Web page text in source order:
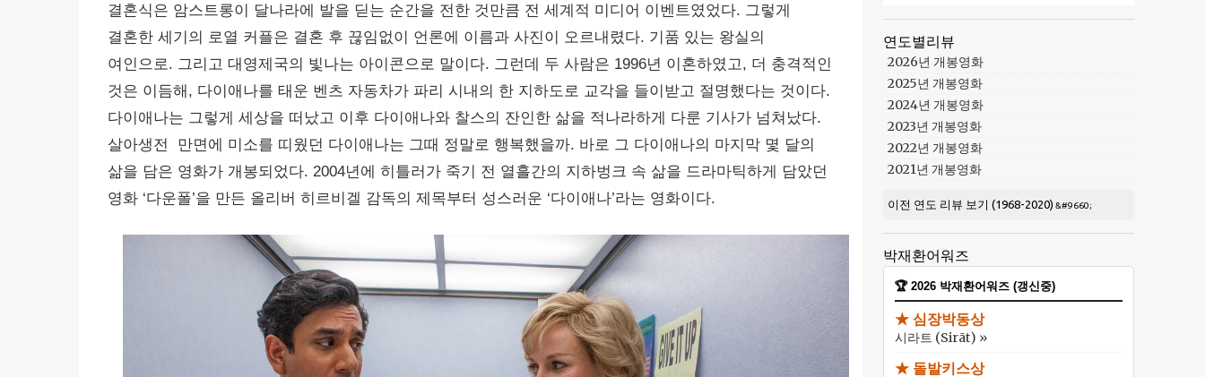
결혼식은 암스트롱이 달나라에 발을 딛는 순간을 전한 것만큼 전 세계적 미디어 이벤트였었다. 그렇게
결혼한 세기의 로열 커플은 결혼 후 끊임없이 언론에 이름과 사진이 오르내렸다. 기품 있는 왕실의
여인으로. 그리고 대영제국의 빛나는 아이콘으로 말이다. 그런데 두 사람은 1996년 이혼하였고, 더 충격적인
것은 이듬해, 다이애나를 태운 벤츠 자동차가 파리 시내의 한 지하도로 교각을 들이받고 절명했다는 것이다.
다이애나는 그렇게 세상을 떠났고 이후 다이애나와 찰스의 잔인한 삶을 적나라하게 다룬 기사가 넘쳐났다.
살아생전 만면에 미소를 띠웠던 다이애나는 그때 정말로 행복했을까. 바로 그 다이애나의 마지막 몇 달의
삶을 담은 영화가 개봉되었다. 2004년에 히틀러가 죽기 전 열흘간의 지하벙크 속 삶을 드라마틱하게 담았던
영화 ‘다운폴’을 만든 올리버 히르비겔 감독의 제목부터 성스러운 ‘다이애나’라는 영화이다.
연도별리뷰
2026년 개봉영화
2025년 개봉영화
2024년 개봉영화
2023년 개봉영화
2022년 개봉영화
2021년 개봉영화
이전 연도 리뷰 보기 (1968-2020)
박재환어워즈
🏆 2026 박재환어워즈 (갱신중)
★ 심장박동상
시라트 (Sirāt) »
★ 돌발키스상